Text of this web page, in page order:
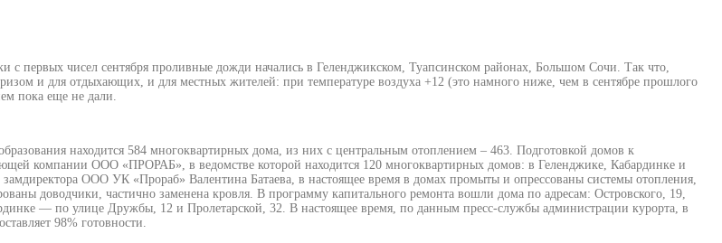
с первых чисел сентября проливные дожди начались в Геленджикском, Туапсинском районах, Большом Сочи. Так что,
и для отдыхающих, и для местных жителей: при температуре воздуха +12 (это намного ниже, чем в сентябре прошлого
пока еще не дали.
находится 584 многоквартирных дома, из них с центральным отоплением – 463. Подготовкой домов к
компании ООО «ПРОРАБ», в ведомстве которой находится 120 многоквартирных домов: в Геленджике, Кабардинке и
ООО УК «Прораб» Валентина Батаева, в настоящее время в домах промыты и опрессованы системы отопления,
доводчики, частично заменена кровля. В программу капитального ремонта вошли дома по адресам: Островского, 19,
— по улице Дружбы, 12 и Пролетарской, 32. В настоящее время, по данным пресс-службы администрации курорта, в
98% готовности.